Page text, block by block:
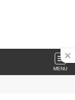
MENU